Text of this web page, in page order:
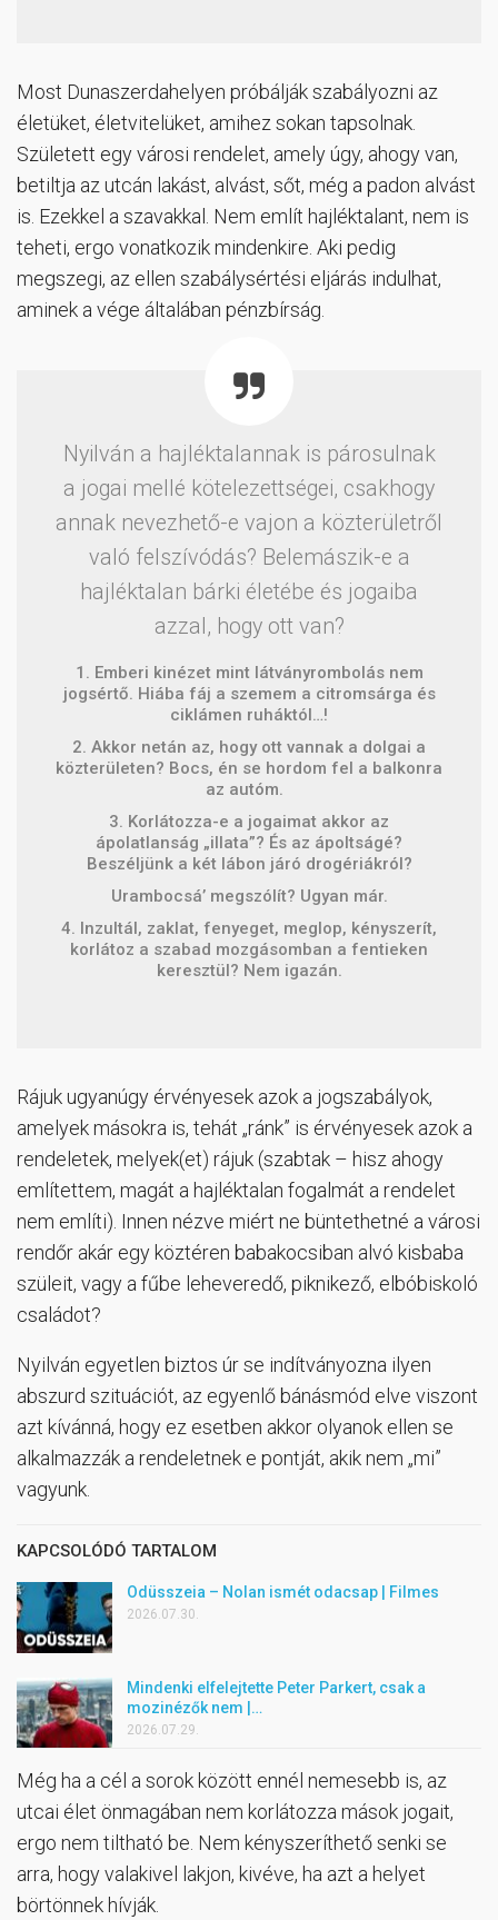
Most Dunaszerdahelyen próbálják szabályozni az
életüket, életvitelüket, amihez sokan tapsolnak.
Született egy városi rendelet, amely úgy, ahogy van,
betiltja az utcán lakást, alvást, sőt, még a padon alvást
is. Ezekkel a szavakkal. Nem említ hajléktalant, nem is
teheti, ergo vonatkozik mindenkire. Aki pedig
megszegi, az ellen szabálysértési eljárás indulhat,
aminek a vége általában pénzbírság.
Nyilván a hajléktalannak is párosulnak
a jogai mellé kötelezettségei, csakhogy
annak nevezhető-e vajon a közterületről
való felszívódás? Belemászik-e a
hajléktalan bárki életébe és jogaiba
azzal, hogy ott van?
1. Emberi kinézet mint látványrombolás nem
jogsértő. Hiába fáj a szemem a citromsárga és
ciklámen ruháktól…!
2. Akkor netán az, hogy ott vannak a dolgai a
közterületen? Bocs, én se hordom fel a balkonra
az autóm.
3. Korlátozza-e a jogaimat akkor az
ápolatlanság „illata”? És az ápoltságé?
Beszéljünk a két lábon járó drogériákról?
Urambocsá’ megszólít? Ugyan már.
4. Inzultál, zaklat, fenyeget, meglop, kényszerít,
korlátoz a szabad mozgásomban a fentieken
keresztül? Nem igazán.
Rájuk ugyanúgy érvényesek azok a jogszabályok,
amelyek másokra is, tehát „ránk” is érvényesek azok a
rendeletek, melyek(et) rájuk (szabtak – hisz ahogy
említettem, magát a hajléktalan fogalmát a rendelet
nem említi). Innen nézve miért ne büntethetné a városi
rendőr akár egy köztéren babakocsiban alvó kisbaba
szüleit, vagy a fűbe leheveredő, piknikező, elbóbiskoló
családot?
Nyilván egyetlen biztos úr se indítványozna ilyen
abszurd szituációt, az egyenlő bánásmód elve viszont
azt kívánná, hogy ez esetben akkor olyanok ellen se
alkalmazzák a rendeletnek e pontját, akik nem „mi”
vagyunk.
KAPCSOLÓDÓ TARTALOM
Odüsszeia – Nolan ismét odacsap | Filmes
2026.07.30.
Mindenki elfelejtette Peter Parkert, csak a
mozinézők nem |…
2026.07.29.
Még ha a cél a sorok között ennél nemesebb is, az
utcai élet önmagában nem korlátozza mások jogait,
ergo nem tiltható be. Nem kényszeríthető senki se
arra, hogy valakivel lakjon, kivéve, ha azt a helyet
börtönnek hívják.